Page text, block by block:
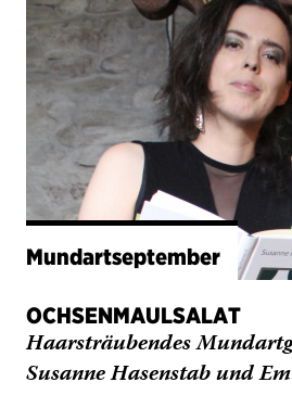
Mundartseptember
OCHSENMAULSALAT
Haarsträubendes
Susanne Hasenstab und
Nächste Vorstellung:
Samstag 12.09.2026, 19.30 Uhr
→ Infos und Termine